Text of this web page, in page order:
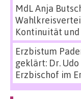
MdL Anja
Kontinuität und
Erzbistum
geklärt: Dr.
Erzbischof im